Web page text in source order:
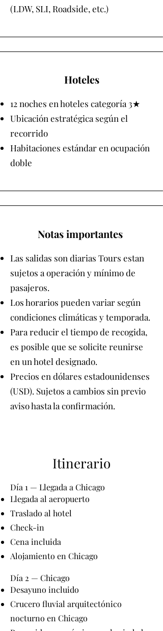
(LDW, SLI, Roadside, etc.)
Hoteles
12 noches en hoteles categoría 3★
Ubicación estratégica según el
recorrido
Habitaciones estándar en ocupación
doble
Notas importantes
Las salidas son diarias Tours estan
sujetos a operación y mínimo de
pasajeros.
Los horarios pueden variar según
condiciones climáticas y temporada.
Para reducir el tiempo de recogida,
es posible que se solicite reunirse
en un hotel designado.
Precios en dólares estadounidenses
(USD). Sujetos a cambios sin previo
aviso hasta la confirmación.
Itinerario
Día 1 — Llegada a Chicago
Llegada al aeropuerto
Traslado al hotel
Check-in
Cena incluida
Alojamiento en Chicago
Día 2 — Chicago
Desayuno incluido
Crucero fluvial arquitectónico
nocturno en Chicago